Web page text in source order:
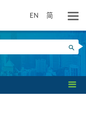
EN 简
搜尋